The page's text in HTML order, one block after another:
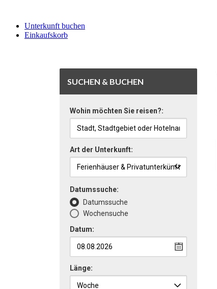
Unterkunft buchen
Einkaufskorb
SUCHEN & BUCHEN
Wohin möchten Sie reisen?:
Art der Unterkunft:
Datumssuche:
Datumssuche
Wochensuche
Datum:
Länge: